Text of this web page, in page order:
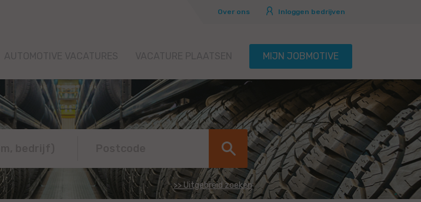
Over ons Inloggen bedrijven
MIJN JOBMOTIVE
>> Uitgebreid zoeken